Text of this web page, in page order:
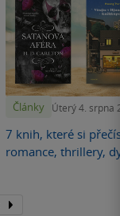
Články Úterý 4. srpna
7 knih, které si
romance, thrillery,